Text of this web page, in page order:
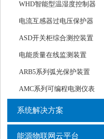
WHD智能型温湿度控制器
电流互感器过电压保护器
ASD开关柜综合测控装置
电能质量在线监测装置
ARB5系列弧光保护装置
AMC系列可编程电测仪表
系统解决方案
能源物联网云平台